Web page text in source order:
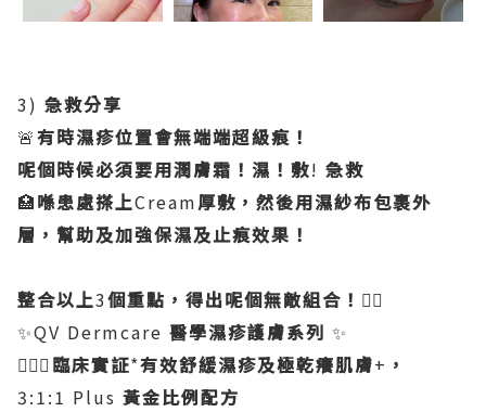
3) 急救分享
🚨有時濕疹位置會無端端超級痕！
呢個時候必須要用潤膚霜！濕！敷! 急救
🏥喺患處搽上Cream厚敷，然後用濕紗布包裹外
層，幫助及加強保濕及止痕效果！
整合以上3個重點，得出呢個無敵組合！ 👇🏻
✨QV Dermcare 醫學濕疹護膚系列 ✨
👨🏻‍⚕️ 臨床實証*有效舒緩濕疹及極乾癢肌膚+ ，
3:1:1 Plus 黃金比例配方